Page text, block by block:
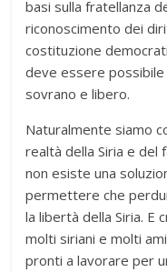
basi sulla fratellanza
riconoscimento dei
costituzione
deve essere
sovrano e libero.
Naturalmente siamo
realtà della Siria e
non esiste una
permettere che
la libertà della Siria. E
molti siriani e molti
pronti a lavorare per